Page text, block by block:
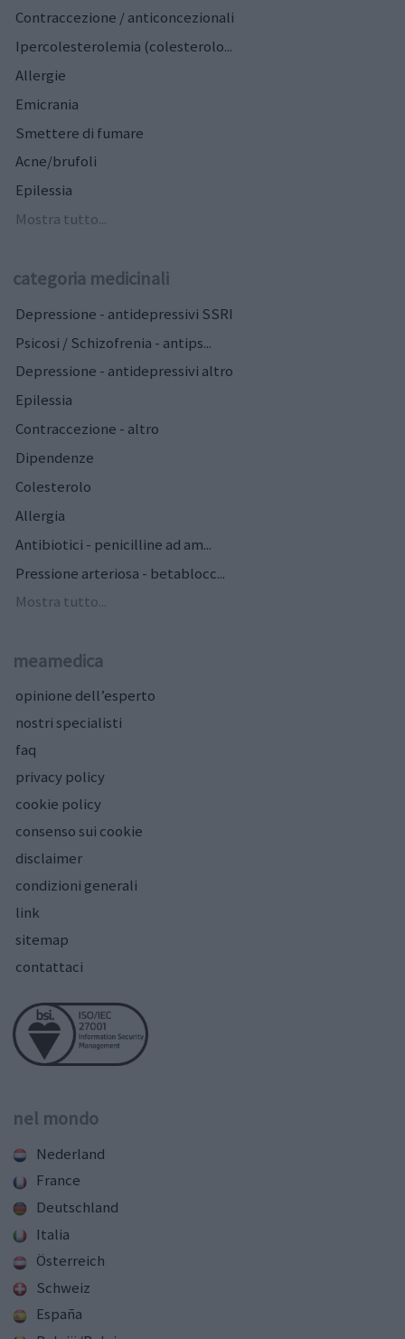
Contraccezione / anticoncezionali
Ipercolesterolemia (colesterolo...
Allergie
Emicrania
Smettere di fumare
Acne/brufoli
Epilessia
Mostra tutto...
categoria medicinali
Depressione - antidepressivi SSRI
Psicosi / Schizofrenia - antips...
Depressione - antidepressivi altro
Epilessia
Contraccezione - altro
Dipendenze
Colesterolo
Allergia
Antibiotici - penicilline ad am...
Pressione arteriosa - betablocc...
Mostra tutto...
meamedica
opinione dell’esperto
nostri specialisti
faq
privacy policy
cookie policy
consenso sui cookie
disclaimer
condizioni generali
link
sitemap
contattaci
nel mondo
Nederland
France
Deutschland
Italia
Österreich
Schweiz
España